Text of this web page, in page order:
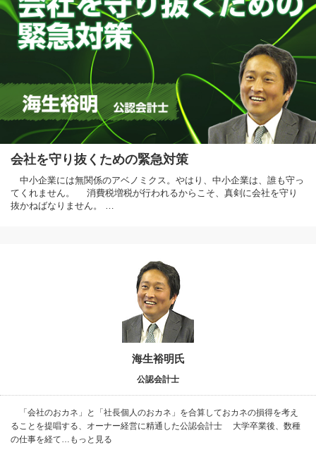
会社を守り抜くための緊急対策
中小企業には無関係のアベノミクス。やはり、中小企業は、誰も守っ
てくれません。 消費税増税が行われるからこそ、真剣に会社を守り
抜かねばなりません。 …
海生裕明氏
公認会計士
「会社のおカネ」と「社長個人のおカネ」を合算しておカネの損得を考え
ることを提唱する、オーナー経営に精通した公認会計士 大学卒業後、数種
の仕事を経て…もっと見る